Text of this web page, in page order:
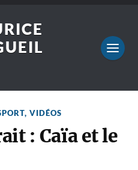
,VIDÉOS
: Caïa et le